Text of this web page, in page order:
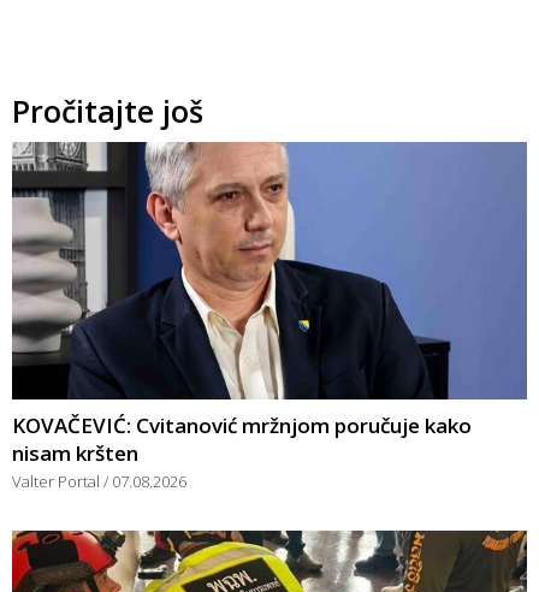
Pročitajte još
KOVAČEVIĆ: Cvitanović mržnjom poručuje kako
nisam kršten
Valter Portal 07.08.2026